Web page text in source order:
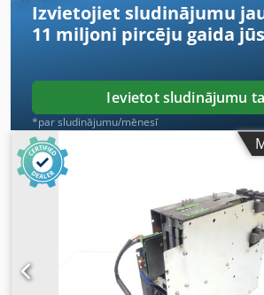
Izvietojiet sludinājumu
11 miljoni pircēju gaida jūs
Ievietot sludinājumu
*par sludinājumu/mēnesī